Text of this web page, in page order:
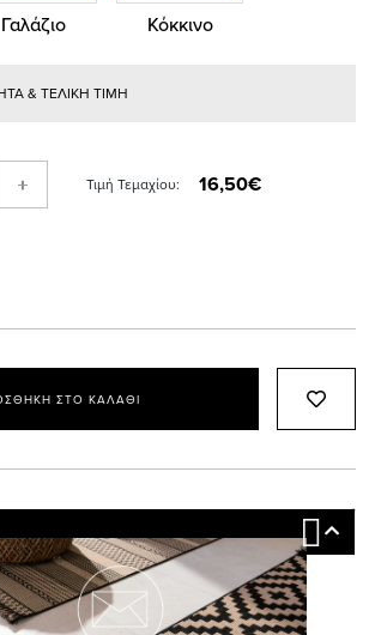
Γαλάζιο Κόκκινο
& ΤΕΛΙΚΗ ΤΙΜΗ
+ Τιμή Τεμαχίου: 16,50€
ΣΤΟ ΚΑΛΆΘΙ
ομοιογενές (homogeneous) βινυλικό
ειδικά σχεδιασμένο για